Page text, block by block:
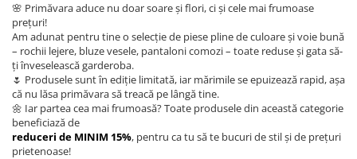
Rochii de eveniment
Compleuri si costume
Salopete
Tricouri si topuri
Fuste
Sacouri
🌸 Primăvara aduce nu doar soare și flori, ci și cele mai frumoase
prețuri!
Am adunat pentru tine o selecție de piese pline de culoare și voie bună
– rochii lejere, bluze vesele, pantaloni comozi – toate reduse și gata să-
ți înveselească garderoba.
🌷 Produsele sunt în ediție limitată, iar mărimile se epuizează rapid, așa
că nu lăsa primăvara să treacă pe lângă tine.
🌼 Iar partea cea mai frumoasă? Toate produsele din această categorie
beneficiază de
reduceri de MINIM 15%, pentru ca tu să te bucuri de stil și de prețuri
prietenoase!